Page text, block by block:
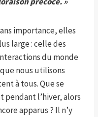
importance, elles
large : celle des
du monde
nous utilisons
à tous. Que se
pendant l’hiver, alors
apparus ? Il n’y